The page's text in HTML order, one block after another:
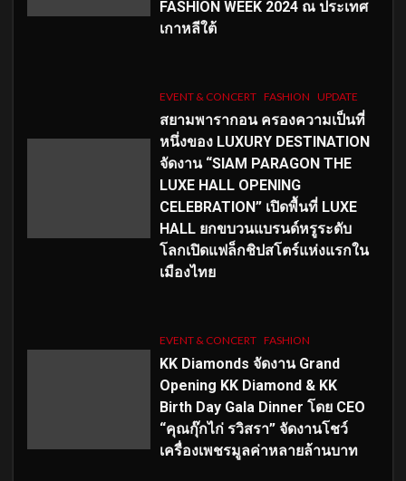
FASHION WEEK 2024 ณ ประเทศ
เกาหลีใต้
EVENT & CONCERT FASHION UPDATE
สยามพารากอน ครองความเป็นที่
หนึ่งของ LUXURY DESTINATION
จัดงาน “SIAM PARAGON THE
LUXE HALL OPENING
CELEBRATION” เปิดพื้นที่ LUXE
HALL ยกขบวนแบรนด์หรูระดับ
โลกเปิดแฟล็กชิปสโตร์แห่งแรกใน
เมืองไทย
EVENT & CONCERT FASHION
KK Diamonds จัดงาน Grand
Opening KK Diamond & KK
Birth Day Gala Dinner โดย CEO
“คุณกุ๊กไก่ รวิสรา” จัดงานโชว์
เครื่องเพชรมูลค่าหลายล้านบาท